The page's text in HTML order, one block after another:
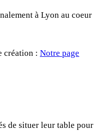
à Lyon au coeur
création : Notre page
de situer leur table pour